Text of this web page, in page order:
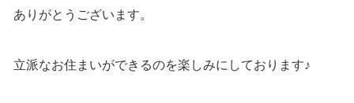
ありがとうございます。
立派なお住まいができるのを楽しみにしております♪